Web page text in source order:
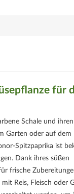
für
Schale und ihren
Garten oder auf dem
Spitzpaprika ist
Dank ihres süßen
frische
Reis, Fleisch oder